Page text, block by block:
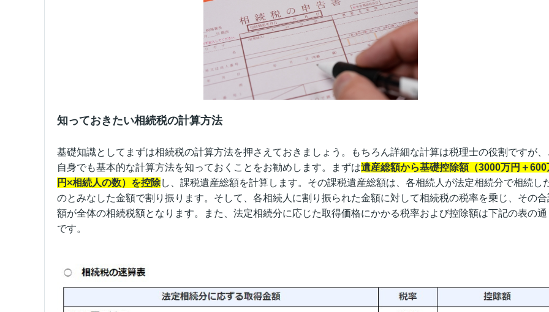
知っておきたい相続税の計算方法
基礎知識としてまずは相続税の計算方法を押さえておきましょう。もちろん詳細な計算は税理士の役割ですが、
自身でも基本的な計算方法を知っておくことをお勧めします。まずは遺産総額から基礎控除額（3000万円＋600
円×相続人の数）を控除し、課税遺産総額を計算します。その課税遺産総額は、各相続人が法定相続分で相続し
のとみなした金額で割り振ります。そして、各相続人に割り振られた金額に対して相続税の税率を乗じ、その合
額が全体の相続税額となります。また、法定相続分に応じた取得価格にかかる税率および控除額は下記の表の通
です。